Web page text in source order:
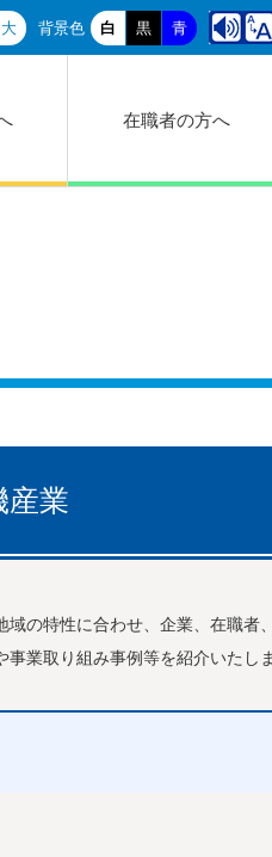
大 背景色 白 黒 青
在職者の方へ
産業
の特性に合わせ、企業、在職者
業取り組み事例等を紹介いたしま